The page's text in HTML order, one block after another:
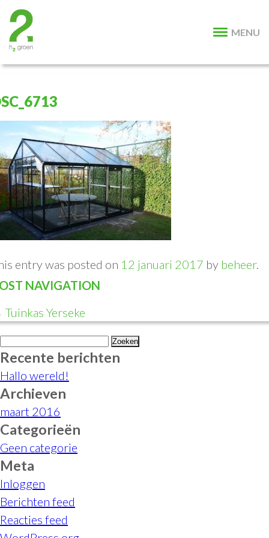
MENU
entry was posted on 12 januari 2017 by beheer.
NAVIGATION
Tuinkas Yerseke
Zoeken
naar:
Recente berichten
Hallo wereld!
Archieven
maart 2016
Categorieën
Geen categorie
Meta
Inloggen
Berichten feed
Reacties feed